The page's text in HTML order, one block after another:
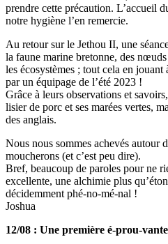
prendre cette précaution. L’accueil
notre hygiène l’en remercie.
Au retour sur le Jethou II, une
la faune marine bretonne, des
les écosystèmes ; tout cela en
par un équipage de l’été 2023 !
Grâce à leurs observations et
lisier de porc et ses marées vertes,
des anglais.
Nous nous sommes achevés autour
moucherons (et c’est peu dire).
Bref, beaucoup de paroles pour ne
excellente, une alchimie plus
décidemment phé-no-mé-nal !
Joshua
12/08 : Une première é-prou-vante